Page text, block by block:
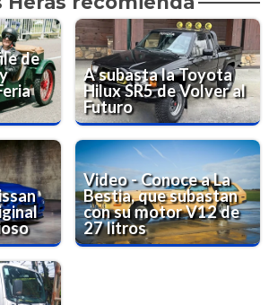
de
A subasta la Toyota
Hilux SR5 de Volver al
Futuro
Video - Conoce a La
Bestia, que subastan
con su motor V12 de
27 litros